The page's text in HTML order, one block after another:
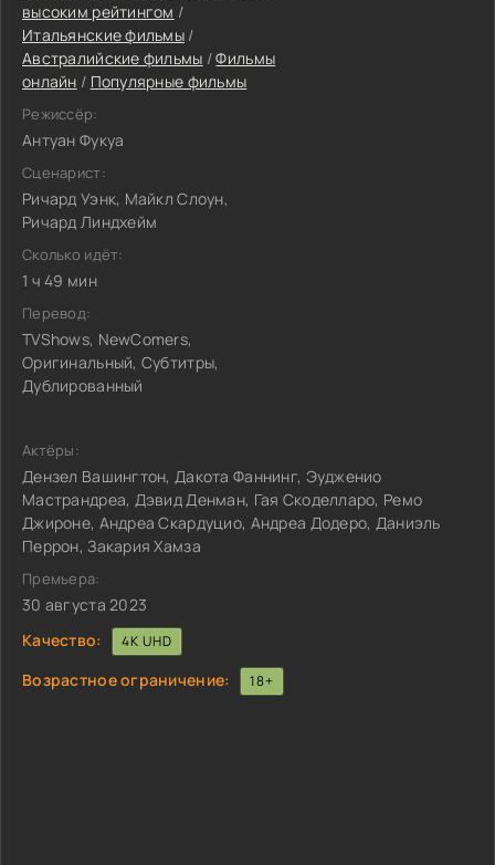
высоким рейтингом /
Итальянские фильмы /
Австралийские фильмы /Фильмы
онлайн / Популярные фильмы
Режиссёр:
Антуан Фукуа
Сценарист:
Ричард Уэнк, Майкл Слоун,
Ричард Линдхейм
Сколько идёт:
1 ч 49 мин
Перевод:
TVShows, NewComers,
Оригинальный, Субтитры,
Дублированный
Актёры:
Дензел Вашингтон, Дакота Фаннинг, Эудженио
Мастрандреа, Дэвид Денман, Гая Скоделларо, Ремо
Джироне, Андреа Скардуцио, Андреа Додеро, Даниэль
Перрон, Закария Хамза
Премьера:
30 августа 2023
Качество:
4K UHD
Возрастное ограничение: 18+